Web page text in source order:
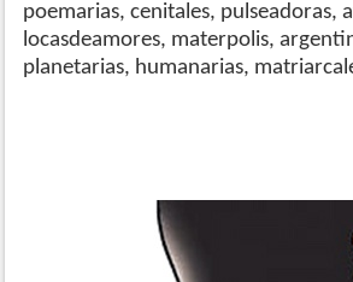
poemarias, cenitales, pulseadoras,
locasdeamores, materpolis,
planetarias, humanarias,